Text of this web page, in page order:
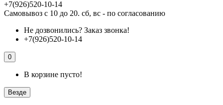
+7(926)520-10-14
Самовывоз с 10 до 20. сб, вс - по согласованию
Не дозвонились? Заказ звонка!
+7(926)520-10-14
0
В корзине пусто!
Везде